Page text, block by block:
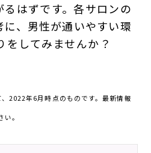
はずです。各サロンの
、男性が通いやすい環
してみませんか？
2022年6月時点のものです。最新情報
。